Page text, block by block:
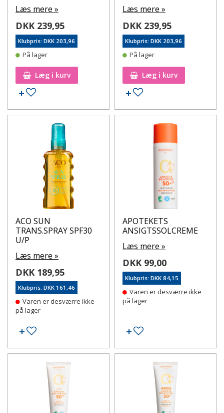
Læs mere »
DKK 239,95
Klubpris: DKK 203,96
På lager
Læg i kurv
Tilføj til ønskeseddel
Læs mere »
DKK 239,95
Klubpris: DKK 203,96
På lager
Læg i kurv
Tilføj til ønskeseddel
ACO SUN
TRANS.SPRAY SPF30
U/P
Læs mere »
DKK 189,95
Klubpris: DKK 161,46
Varen er desværre ikke
på lager
Tilføj til ønskeseddel
APOTEKETS
ANSIGTSSOLCREME
Læs mere »
DKK 99,00
Klubpris: DKK 84,15
Varen er desværre ikke
på lager
Tilføj til ønskeseddel